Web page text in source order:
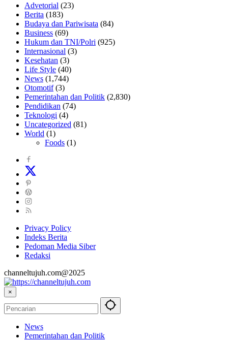
Advetorial (23)
Berita (183)
Budaya dan Pariwisata (84)
Business (69)
Hukum dan TNI/Polri (925)
Internasional (3)
Kesehatan (3)
Life Style (40)
News (1,744)
Otomotif(3)
Pemerintahan dan Politik (2,830)
Pendidikan (74)
Teknologi (4)
Uncategorized (81)
World (1)
Foods (1)
Privacy Policy
Indeks Berita
Pedoman Media Siber
Redaksi
channeltujuh.com@2025
×
News
Pemerintahan dan Politik